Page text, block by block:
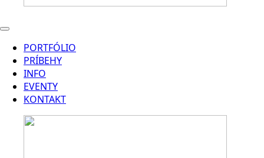
PORTFÓLIO
PRÍBEHY
INFO
EVENTY
KONTAKT